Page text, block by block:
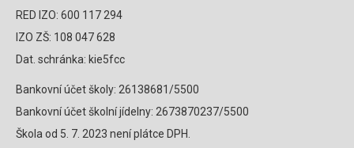
RED IZO: 600 117 294
IZO ZŠ: 108 047 628
Dat. schránka: kie5fcc
Bankovní účet školy: 26138681/5500
Bankovní účet školní jídelny: 2673870237/5500
Škola od 5. 7. 2023 není plátce DPH.